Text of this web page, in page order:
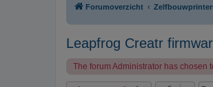
Forumoverzicht
Leapfrog Creatr
The forum Administrator has chosen